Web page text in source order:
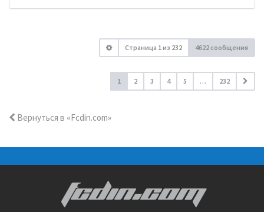
Страница 1из 232 4622 сообщения
1 2 3 4 5 … 232
Вернуться в «Fcdin.com»
FCDIN.COM